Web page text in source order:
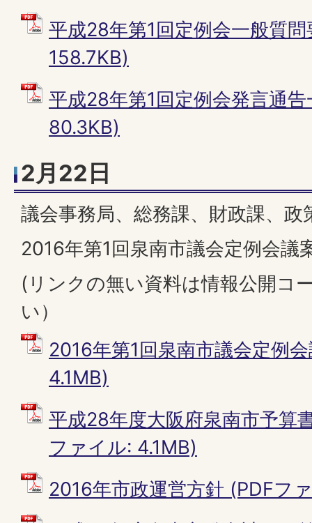
平成28年第1回定例会一般質
158.7KB)
平成28年第1回定例会発言通
80.3KB)
2月22日
議会事務局、総務課、財政課、政
2016年第1回泉南市議会定例会議
(リンクの無い資料は情報公開コ
い）
2016年第1回泉南市議会定例
4.1MB)
平成28年度大阪府泉南市予算
ファイル: 4.1MB)
2016年市政運営方針 (PDFフ